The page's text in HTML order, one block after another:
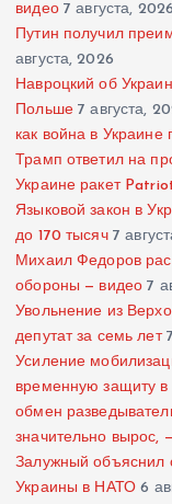
видео 7 августа, 2026
Путин получил
августа, 2026
Навроцкий об
Польше 7 августа,
как война в
Трамп ответил на
Украине ракет
Языковой закон в
до 170 тысяч 7
Михаил Федоров
обороны — видео 7
Увольнение из
депутат за семь лет
Усиление
временную защиту
обмен
значительно вырос,
Залужный объяснил
Украины в НАТО 6